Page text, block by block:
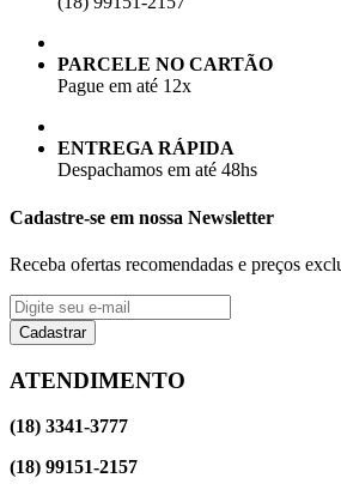
PARCELE NO CARTÃO
Pague em até 12x
ENTREGA RÁPIDA
Despachamos em até 48hs
Cadastre-se em nossa Newsletter
Receba ofertas recomendadas e preços
Cadastrar
ATENDIMENTO
(18) 3341-3777
(18) 99151-2157